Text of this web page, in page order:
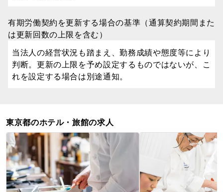
有期労働契約を更新する場合の基準（通算契約期間また
は更新回数の上限を含む）
当法人の経営状況も踏まえ、勤務成績や態度等により
判断。更新の上限を予め設定するものではないが、こ
れを設定する場合は別途通知。
東京都のホテル・旅館の求人